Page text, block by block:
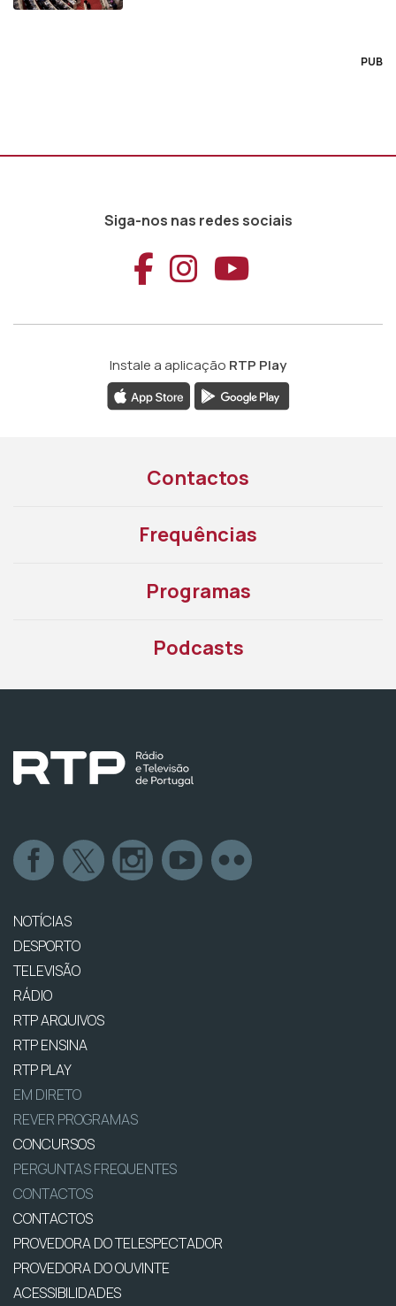
PUB
Siga-nos nas redes sociais
Aceder ao
Aceder ao
Aceder
Instale a aplicação RTP Play
Contactos
Frequências
Programas
Podcasts
NOTÍCIAS
DESPORTO
TELEVISÃO
RÁDIO
RTP ARQUIVOS
RTP ENSINA
RTP PLAY
EM DIRETO
REVER PROGRAMAS
CONCURSOS
PERGUNTAS FREQUENTES
CONTACTOS
CONTACTOS
PROVEDORA DO TELESPECTADOR
PROVEDORA DO OUVINTE
ACESSIBILIDADES